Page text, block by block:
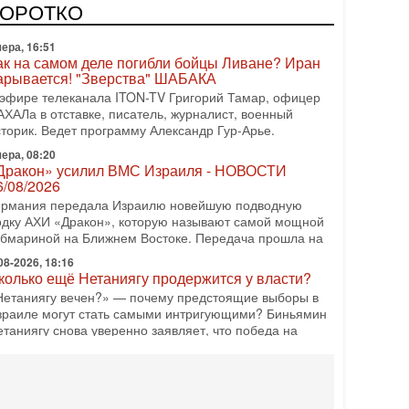
АХИ «Дракон» (Drakon), которая уже стала самой
субмариной в истории ЦАХАЛ. Но почему её
16:51
на самом деле погибли бойцы Ливане? Иран
"Зверства" ШАБАКА
телеканала ITON-TV Григорий Тамар, офицер
в отставке, писатель, журналист, военный
Ведет программу Александр Гур-Арье.
08:20
усилил ВМС Израиля - НОВОСТИ
08/2026
передала Израилю новейшую подводную
АХИ «Дракон», которую называют самой мощной
на Ближнем Востоке. Передача прошла на
2026, 18:16
ещё Нетаниягу продержится у власти?
вечен?» — почему предстоящие выборы в
могут стать самыми интригующими? Биньямин
снова уверенно заявляет, что победа на